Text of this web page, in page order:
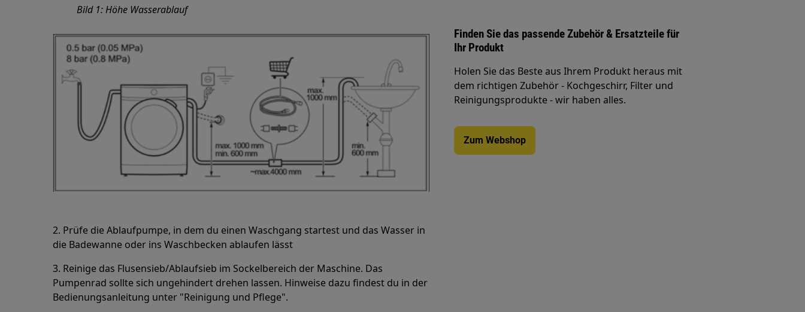
Bild 1: Höhe Wasserablauf
2. Prüfe die Ablaufpumpe, in dem du einen Waschgang startest und das Wasser in
die Badewanne oder ins Waschbecken ablaufen lässt
3. Reinige das Flusensieb/Ablaufsieb im Sockelbereich der Maschine. Das
Pumpenrad sollte sich ungehindert drehen lassen. Hinweise dazu findest du in der
Bedienungsanleitung unter "Reinigung und Pflege".
Finden Sie das passende Zubehör & Ersatzteile für
Ihr Produkt
Holen Sie das Beste aus Ihrem Produkt heraus mit
dem richtigen Zubehör - Kochgeschirr, Filter und
Reinigungsprodukte - wir haben alles.
Zum Webshop